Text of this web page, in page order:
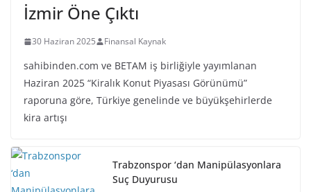
İzmir Öne Çıktı
30 Haziran 2025 Finansal Kaynak
sahibinden.com ve BETAM iş birliğiyle yayımlanan
Haziran 2025 “Kiralık Konut Piyasası Görünümü”
raporuna göre, Türkiye genelinde ve büyükşehirlerde
kira artışı
Trabzonspor ‘dan Manipülasyonlara
Suç Duyurusu